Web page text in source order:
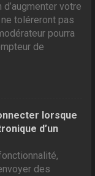
votre
toléreront pas
pourra
de
lorsque
d’un
des